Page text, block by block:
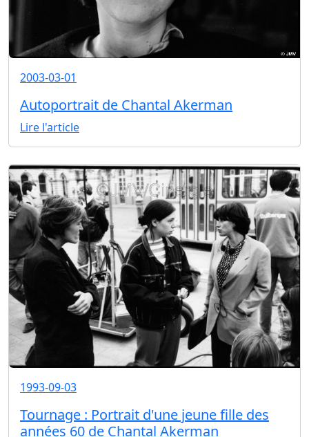
2003-03-01
Autoportrait de Chantal Akerman
Lire l'article
1993-09-03
Tournage : Portrait d'une jeune fille des
années 60 de Chantal Akerman